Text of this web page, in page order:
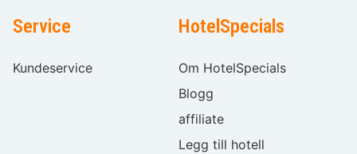
Service
Kundeservice
HotelSpecials
Om HotelSpecials
Blogg
affiliate
Legg till hotell